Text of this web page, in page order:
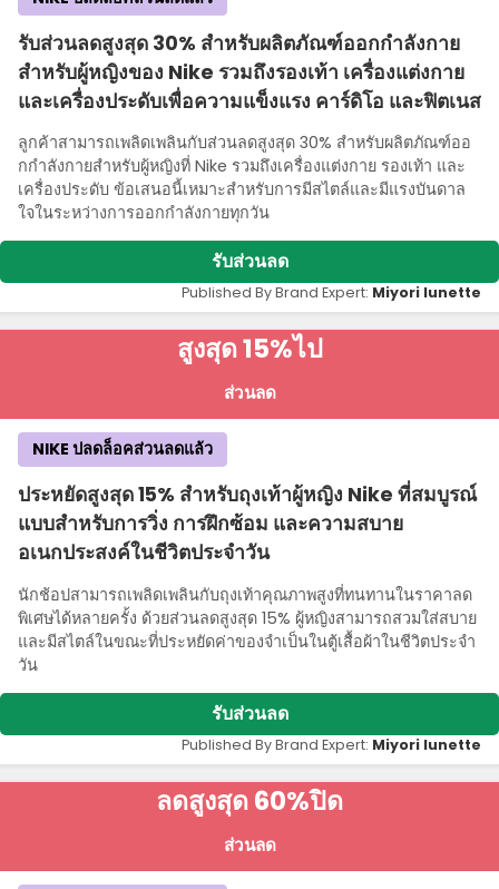
รับส่วนลดสูงสุด 30% สําหรับผลิตภัณฑ์ออกกําลังกาย
สําหรับผู้หญิงของ Nike รวมถึงรองเท้า เครื่องแต่งกาย
และเครื่องประดับเพื่อความแข็งแรง คาร์ดิโอ และฟิตเนส
ลูกค้าสามารถเพลิดเพลินกับส่วนลดสูงสุด 30% สําหรับผลิตภัณฑ์ออ
กกําลังกายสําหรับผู้หญิงที่ Nike รวมถึงเครื่องแต่งกาย รองเท้า และ
เครื่องประดับ ข้อเสนอนี้เหมาะสําหรับการมีสไตล์และมีแรงบันดาล
ใจในระหว่างการออกกําลังกายทุกวัน
รับส่วนลด
Published By Brand Expert: Miyori lunette
สูงสุด 15%ไป
ส่วนลด
ประหยัดสูงสุด 15% สําหรับถุงเท้าผู้หญิง Nike ที่สมบูรณ์
แบบสําหรับการวิ่ง การฝึกซ้อม และความสบาย
อเนกประสงค์ในชีวิตประจําวัน
นักช้อปสามารถเพลิดเพลินกับถุงเท้าคุณภาพสูงที่ทนทานในราคาลด
พิเศษได้หลายครั้ง ด้วยส่วนลดสูงสุด 15% ผู้หญิงสามารถสวมใส่สบาย
และมีสไตล์ในขณะที่ประหยัดค่าของจําเป็นในตู้เสื้อผ้าในชีวิตประจํา
วัน
NIKE ปลดล็อคส่วนลดแล้ว
รับส่วนลด
Published By Brand Expert: Miyori lunette
ลดสูงสุด 60%ปิด
ส่วนลด